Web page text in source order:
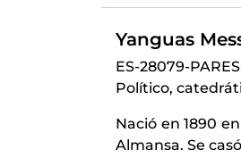
Yanguas
ES-28079-
Político,
Nació en 1890
Almansa. Se